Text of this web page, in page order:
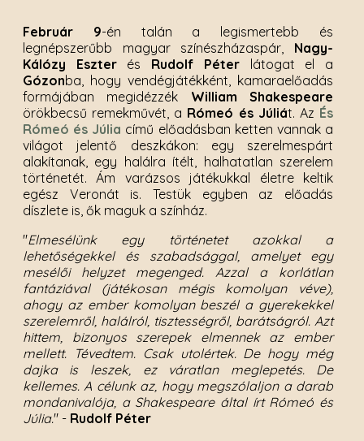
Február 9-én talán a legismertebb és
legnépszerűbb magyar színészházaspár, Nagy-
Kálózy Eszter és Rudolf Péterlátogat el a
Gózonba, hogy vendégjátékként, kamaraelőadás
formájában megidézzék William Shakespeare
örökbecsű remekművét, a Rómeó és Júliát. Az És
Rómeó és Júlia című előadásban ketten vannak a
világot jelentő deszkákon: egy szerelmespárt
alakítanak, egy halálra ítélt, halhatatlan szerelem
történetét. Ám varázsos játékukkal életre keltik
egész Veronát is. Testük egyben az előadás
díszlete is, ők maguk a színház.
"Elmesélünk egy történetet azokkal a
lehetőségekkel és szabadsággal, amelyet egy
mesélői helyzet megenged. Azzal a korlátlan
fantáziával (játékosan mégis komolyan véve),
ahogy az ember komolyan beszél a gyerekekkel
szerelemről, halálról, tisztességről, barátságról. Azt
hittem, bizonyos szerepek elmennek az ember
mellett. Tévedtem. Csak utolértek. De hogy még
dajka is leszek, ez váratlan meglepetés. De
kellemes. A célunk az, hogy megszólaljon a darab
mondanivalója, a Shakespeare által írt Rómeó és
Júlia." - Rudolf Péter